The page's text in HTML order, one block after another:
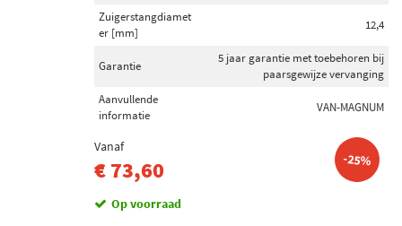
Zuigerstangdiamet
er [mm]
12,4
Garantie
5 jaar garantie met toebehoren bij
paarsgewijze vervanging
Aanvullende
informatie
VAN-MAGNUM
Vanaf
€ 73,60 -25%
Op voorraad